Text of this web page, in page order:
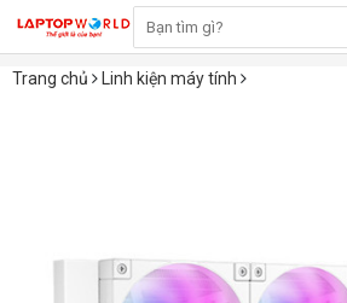
Trang chủ Linh kiện máy tính